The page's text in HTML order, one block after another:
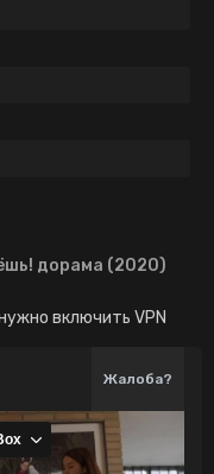
дорама (2020)
включить VPN
Жалоба?